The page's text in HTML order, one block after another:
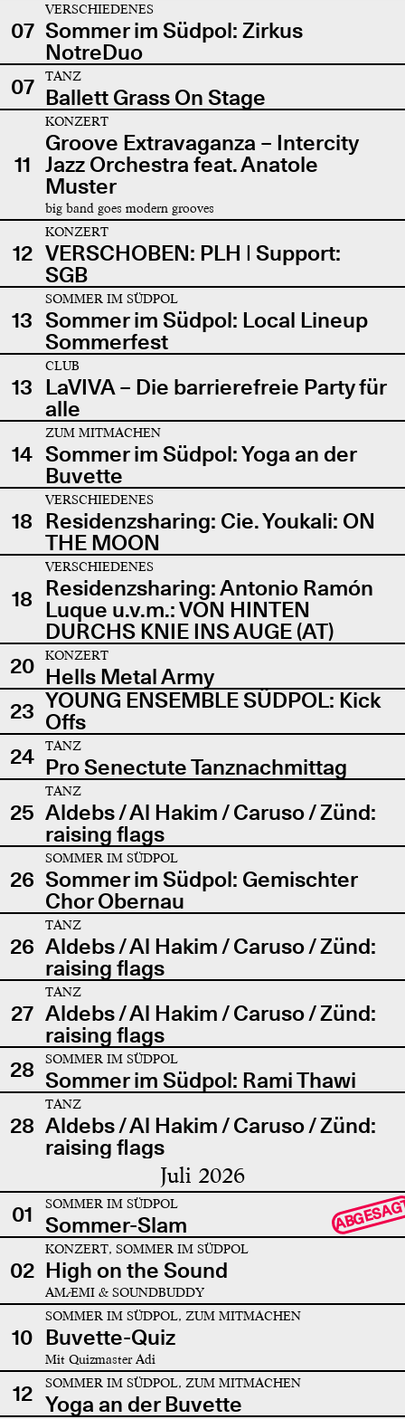
07
VERSCHIEDENES
Sommer im Südpol: Zirkus
NotreDuo
07
TANZ
Ballett Grass On Stage
11
KONZERT
Groove Extravaganza – Intercity
Jazz Orchestra feat. Anatole
Muster
big band goes modern grooves
12
KONZERT
VERSCHOBEN: PLH | Support:
SGB
13
SOMMER IM SÜDPOL
Sommer im Südpol: Local Lineup
Sommerfest
13
CLUB
LaVIVA – Die barrierefreie Party für
alle
14
ZUM MITMACHEN
Sommer im Südpol: Yoga an der
Buvette
18
VERSCHIEDENES
Residenzsharing: Cie. Youkali: ON
THE MOON
18
VERSCHIEDENES
Residenzsharing: Antonio Ramón
Luque u.v.m.: VON HINTEN
DURCHS KNIE INS AUGE (AT)
20
KONZERT
Hells Metal Army
23 YOUNG ENSEMBLE SÜDPOL: Kick
Offs
24
TANZ
Pro Senectute Tanznachmittag
25
TANZ
Aldebs / Al Hakim / Caruso / Zünd:
raising flags
26
SOMMER IM SÜDPOL
Sommer im Südpol: Gemischter
Chor Obernau
26
TANZ
Aldebs / Al Hakim / Caruso / Zünd:
raising flags
27
TANZ
Aldebs / Al Hakim / Caruso / Zünd:
raising flags
28
SOMMER IM SÜDPOL
Sommer im Südpol: Rami Thawi
28
TANZ
Aldebs / Al Hakim / Caruso / Zünd:
raising flags
Juli 2026
01 SOMMER IM SÜDPOL
Sommer-Slam
02
KONZERT, SOMMER IM SÜDPOL
High on the Sound
AMÆMI & SOUNDBUDDY
10
SOMMER IM SÜDPOL, ZUM MITMACHEN
Buvette-Quiz
Mit Quizmaster Adi
12 SOMMER IM SÜDPOL, ZUM MITMACHEN
Yoga an der Buvette